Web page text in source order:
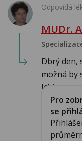
Odpovídá
MUDr.
Dbrý den,
možná by
Icht...
Pro
se